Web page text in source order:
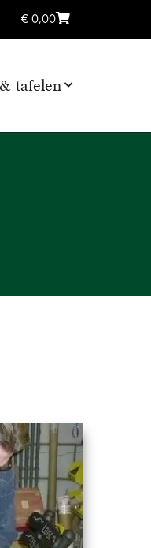
€ 0,00
tafelen